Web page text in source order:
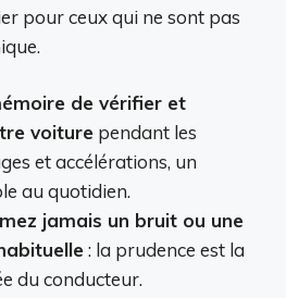
pour ceux qui ne sont pas
de vérifier et
voiture pendant les
et accélérations, un
au quotidien.
jamais un bruit ou une
: la prudence est la
du conducteur.